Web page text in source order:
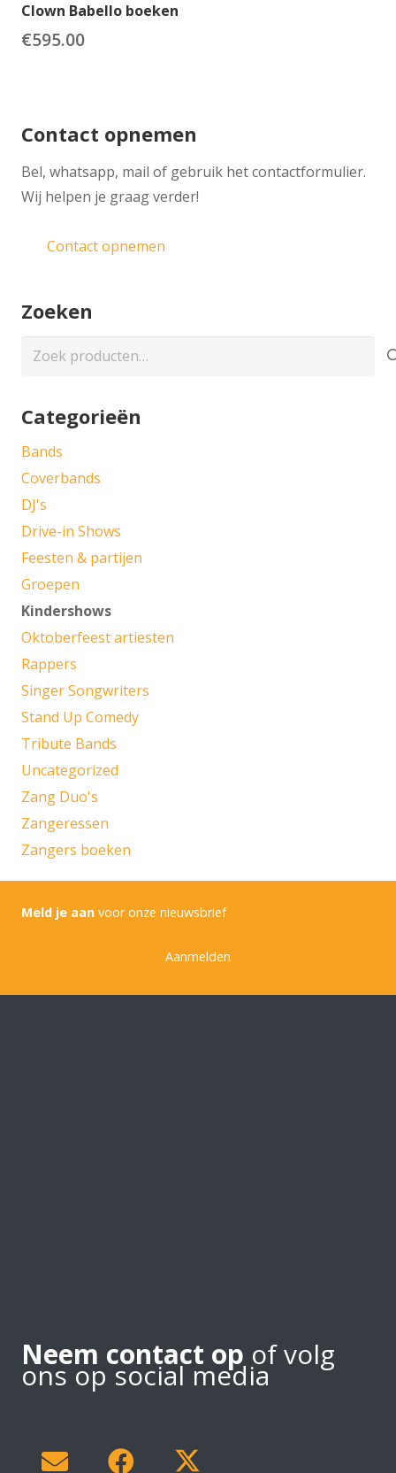
Clown Babello boeken
€595.00
Contact opnemen
​Bel, whatsapp, mail of gebruik het contactformulier.
Wij helpen je graag verder!
Contact opnemen
Zoeken
Zoeken
Categorieën
Bands
Coverbands
DJ's
Drive-in Shows
Feesten & partijen
Groepen
Kindershows
Oktoberfeest artiesten
Rappers
Singer Songwriters
Stand Up Comedy
Tribute Bands
Uncategorized
Zang Duo's
Zangeressen
Zangers boeken
Meld je aan voor onze nieuwsbrief
Aanmelden
Neem contact op of volg
ons op social media